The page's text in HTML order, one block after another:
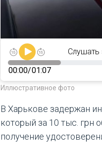
Слушать
00:00/01:07
Иллюстративное фото
В Харькове задержан
который за 10 тыс. грн
получение